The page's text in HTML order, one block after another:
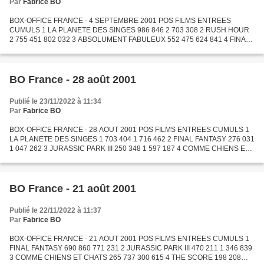
Par Fabrice BO
BOX-OFFICE FRANCE - 4 SEPTEMBRE 2001 POS FILMS ENTREES
CUMULS 1 LA PLANETE DES SINGES 986 846 2 703 308 2 RUSH HOUR
2 755 451 802 032 3 ABSOLUMENT FABULEUX 552 475 624 841 4 FINAL
COMME...
BO France - 28 août 2001
Publié le 23/11/2022 à 11:34
Par Fabrice BO
BOX-OFFICE FRANCE - 28 AOUT 2001 POS FILMS ENTREES CUMULS 1
LA PLANETE DES SINGES 1 703 404 1 716 462 2 FINAL FANTASY 276 031
1 047 262 3 JURASSIC PARK III 250 348 1 597 187 4 COMME CHIENS ET
BO France - 21 août 2001
Publié le 22/11/2022 à 11:37
Par Fabrice BO
BOX-OFFICE FRANCE - 21 AOUT 2001 POS FILMS ENTREES CUMULS 1
FINAL FANTASY 690 860 771 231 2 JURASSIC PARK III 470 211 1 346 839
3 COMME CHIENS ET CHATS 265 737 300 615 4 THE SCORE 198 208